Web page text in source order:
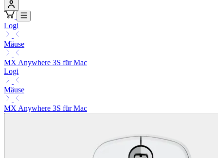
Logi
Mäuse
MX Anywhere 3S für Mac
Logi
Mäuse
MX Anywhere 3S für Mac